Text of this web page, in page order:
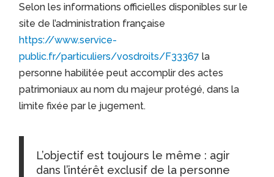
Selon les informations officielles disponibles sur le
site de l’administration française
https://www.service-
public.fr/particuliers/vosdroits/F33367la
personne habilitée peut accomplir des actes
patrimoniaux au nom du majeur protégé, dans la
limite fixée par le jugement.
L’objectif est toujours le même : agir
dans l’intérêt exclusif de la personne